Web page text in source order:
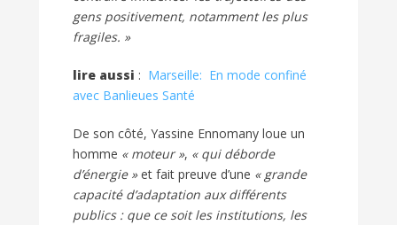
gens positivement, notamment les plus
fragiles. »
lire aussi : Marseille: En mode confiné
avec Banlieues Santé
De son côté, Yassine Ennomany loue un
homme « moteur », « qui déborde
d’énergie »et fait preuve d’une « grande
capacité d’adaptation aux différents
publics : que ce soit les institutions, les